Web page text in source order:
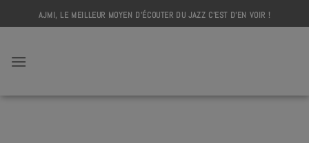
to
AJMI, LE MEILLEUR MOYEN D'ÉCOUTER DU JAZZ C'EST D'EN VOIR !